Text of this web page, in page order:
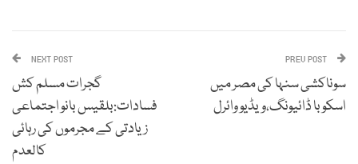
سوناکشی سنہا کی مصر میں
اسکوبا ڈائیونگ،ویڈیو وائرل
NEXT POST
گجرات مسلم کش
فسادات:بلقیس بانو اجتماعی
زیادتی کے مجرموں کی رہائی
کالعدم